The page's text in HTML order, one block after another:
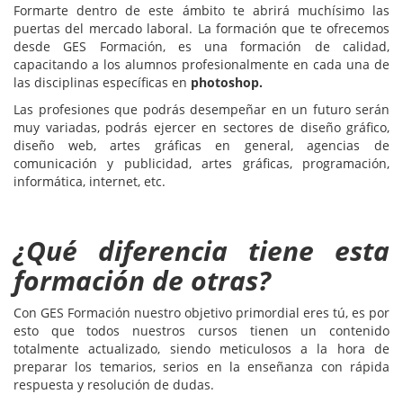
Formarte dentro de este ámbito te abrirá muchísimo las
puertas del mercado laboral. La formación que te ofrecemos
desde GES Formación, es una formación de calidad,
capacitando a los alumnos profesionalmente en cada una de
las disciplinas específicas en photoshop.
Las profesiones que podrás desempeñar en un futuro serán
muy variadas, podrás ejercer en sectores de diseño gráfico,
diseño web, artes gráficas en general, agencias de
comunicación y publicidad, artes gráficas, programación,
informática, internet, etc.
¿Qué diferencia tiene esta
formación de otras?
Con GES Formación nuestro objetivo primordial eres tú, es por
esto que todos nuestros cursos tienen un contenido
totalmente actualizado, siendo meticulosos a la hora de
preparar los temarios, serios en la enseñanza con rápida
respuesta y resolución de dudas.